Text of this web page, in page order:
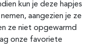
kun je deze hapjes
aangezien je ze
ze niet opgewarmd
onze favoriete